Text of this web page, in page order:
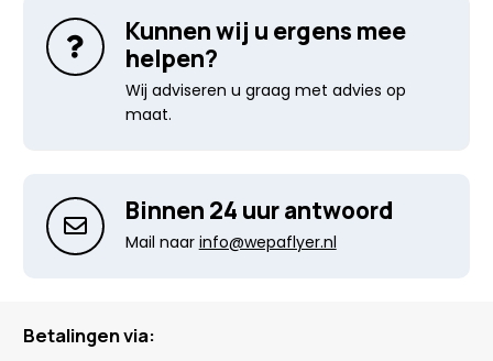
Kunnen wij u ergens mee
helpen?
Wij adviseren u graag met advies op
maat.
Binnen 24 uur antwoord
Mail naar info@wepaflyer.nl
Betalingen via: